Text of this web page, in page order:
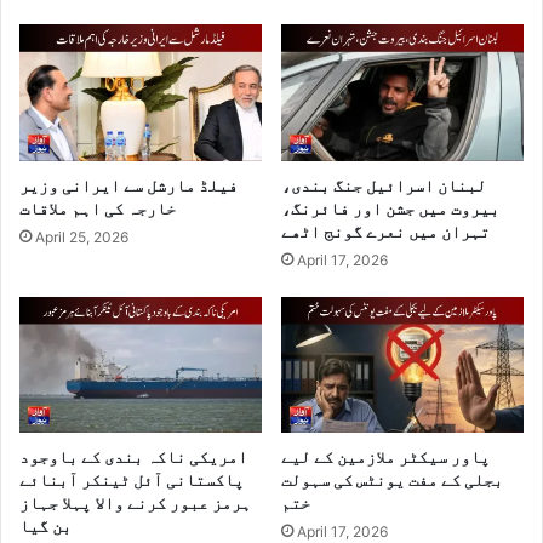
فیلڈ مارشل سے ایرانی وزیر
خارجہ کی اہم ملاقات
April 25, 2026
لبنان اسرائیل جنگ بندی،
بیروت میں جشن اور فائرنگ،
تہران میں نعرے گونج اٹھے
April 17, 2026
امریکی ناکہ بندی کے باوجود
پاکستانی آئل ٹینکر آبنائے
ہرمز عبور کرنے والا پہلا جہاز
بن گیا
پاور سیکٹر ملازمین کے لیے
بجلی کے مفت یونٹس کی سہولت
ختم
April 17, 2026